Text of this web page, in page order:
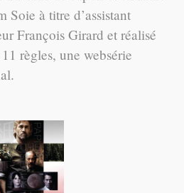
Soie à titre d’assistant
François Girard et réalisé
règles, une websérie